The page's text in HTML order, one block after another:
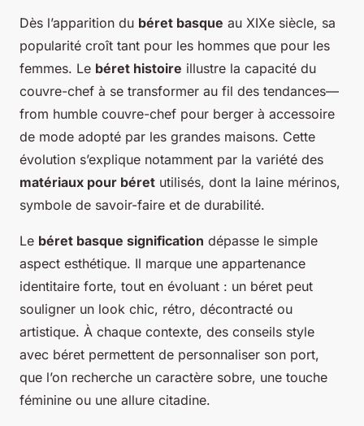
Dès l’apparition du béret basque au XIXe siècle, sa
popularité croît tant pour les hommes que pour les
femmes. Le béret histoire illustre la capacité du
couvre-chef à se transformer au fil des tendances—
from humble couvre-chef pour berger à accessoire
de mode adopté par les grandes maisons. Cette
évolution s’explique notamment par la variété des
matériaux pour béret utilisés, dont la laine mérinos,
symbole de savoir-faire et de durabilité.
Le béret basque signification dépasse le simple
aspect esthétique. Il marque une appartenance
identitaire forte, tout en évoluant : un béret peut
souligner un look chic, rétro, décontracté ou
artistique. À chaque contexte, des conseils style
avec béret permettent de personnaliser son port,
que l’on recherche un caractère sobre, une touche
féminine ou une allure citadine.